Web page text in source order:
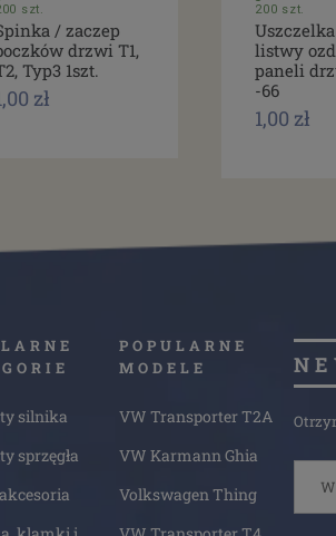
szt.
/ zaczep
drzwi T1,
Typ3 1szt.
zł
200 szt.
listwy
paneli
-66
1,00 zł
silnika
sprzęgła
POPULARNE
MODELE
VW Transporter T2A
VW Karmann Ghia
Volkswagen Thing